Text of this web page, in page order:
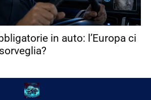
in auto: l’Europa ci
nuove auto immatricolate nell’Unione
dotate di un sistema di Advanced Driver